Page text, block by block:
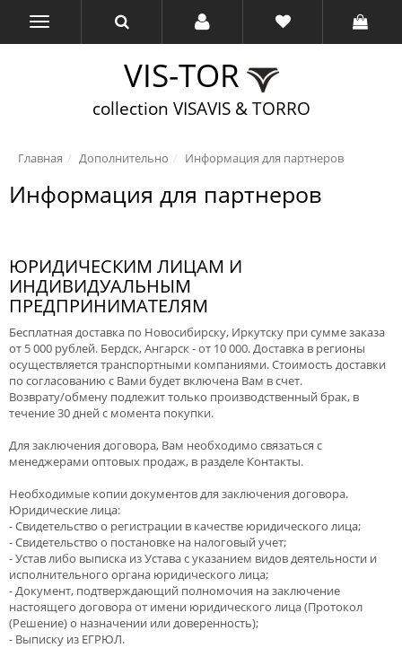
VIS-TOR
collection VISAVIS & TORRO
Главная Дополнительно Информация для партнеров
Информация для партнеров
ЮРИДИЧЕСКИМ ЛИЦАМ И
ИНДИВИДУАЛЬНЫМ
ПРЕДПРИНИМАТЕЛЯМ
Бесплатная доставка по Новосибирску, Иркутску при сумме заказа
от 5 000 рублей. Бердск, Ангарск - от 10 000. Доставка в регионы
осуществляется транспортными компаниями. Стоимость доставки
по согласованию с Вами будет включена Вам в счет.
Возврату/обмену подлежит только производственный брак, в
течение 30 дней с момента покупки.
Для заключения договора, Вам необходимо связаться с
менеджерами оптовых продаж, в разделе Контакты.
Необходимые копии документов для заключения договора.
Юридические лица:
- Свидетельство о регистрации в качестве юридического лица;
- Свидетельство о постановке на налоговый учет;
- Устав либо выписка из Устава с указанием видов деятельности и
исполнительного органа юридического лица;
- Документ, подтверждающий полномочия на заключение
настоящего договора от имени юридического лица (Протокол
(Решение) о назначении или доверенность);
- Выписку из ЕГРЮЛ.